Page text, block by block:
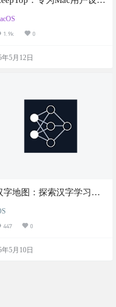
窗口始终置顶
1.9k 0
年5月12日
字地图：探索汉字学习的
汉字
447 0
年5月10日